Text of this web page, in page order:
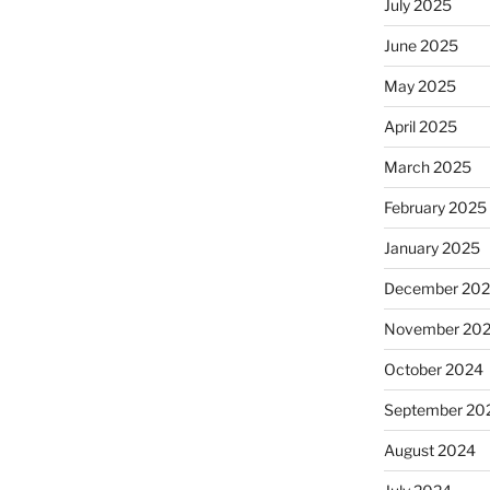
July 2025
June 2025
May 2025
April 2025
March 2025
February 2025
January 2025
December
November
October 2024
September
August 2024